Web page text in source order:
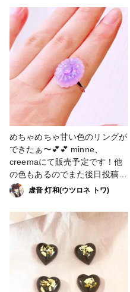
16:00 @香取亀有神社 (JR常磐
線「亀有駅 」南口 徒歩３
分 亀有駅南口より出てマクド
ナルドを左折、しばらく歩くと
環七沿いに大きな鳥居が見えて
参ります。) 雨天→建物内にて
開催 同じシリーズでイヤリン
グとブレスレットもあるので後
日投稿します♪ #虚音ハンドメ
イド #ネックレス #アクセサリ
ー部 #販売中 #紫陽花 #アジサ
イ #花 #梅雨
めちゃめちゃ甘い色のリングが
できたぁ〜💕💕 minne、
creemaにて販売予定です！他
の色もあるのでまた後日投稿し
ます♪
〜〜〜〜〜〜〜〜〜〜〜〜〜〜
〜〜〜〜〜〜〜〜〜〜〜〜〜
今後の出展予定 12月〜 委託
販売(すこんぶ池袋サンシャイ
ンシティアルパ店) 2月 委託
販売(一色商店さま) いつも応援
ありがとうございます😊 #理想
鏡∞ #りそうきょう #虚音ハン
虚音 灯和(ウツロネ トワ)